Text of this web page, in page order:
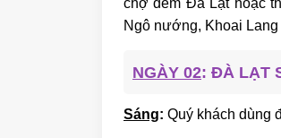
Ngô nướng, Khoai
NGÀY 02: ĐÀ LẠT
Sáng: Quý khách dùng